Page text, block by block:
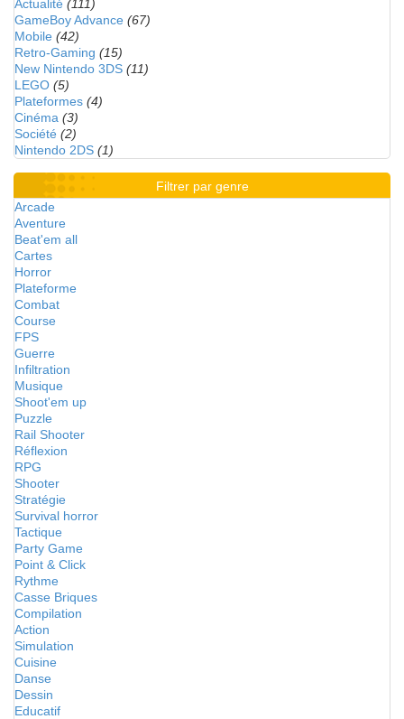
Actualité (111)
GameBoy Advance (67)
Mobile (42)
Retro-Gaming (15)
New Nintendo 3DS (11)
LEGO (5)
Plateformes (4)
Cinéma (3)
Société (2)
Nintendo 2DS (1)
Filtrer par genre
Arcade
Aventure
Beat'em all
Cartes
Horror
Plateforme
Combat
Course
FPS
Guerre
Infiltration
Musique
Shoot'em up
Puzzle
Rail Shooter
Réflexion
RPG
Shooter
Stratégie
Survival horror
Tactique
Party Game
Point & Click
Rythme
Casse Briques
Compilation
Action
Simulation
Cuisine
Danse
Dessin
Educatif